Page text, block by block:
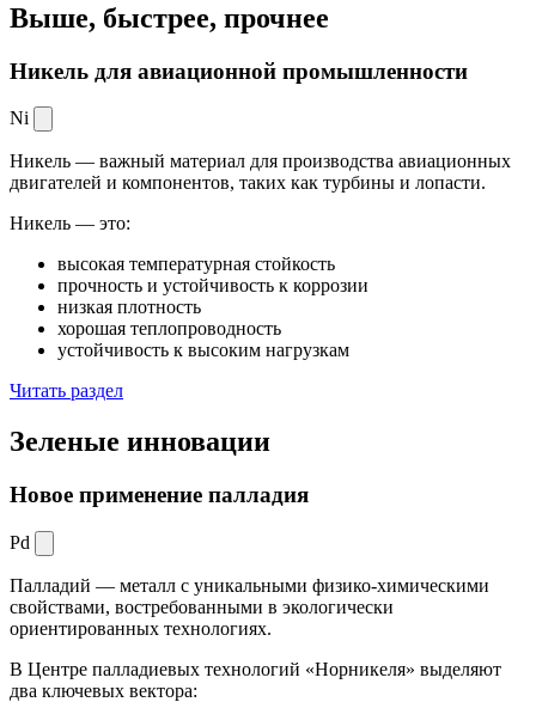
Выше, быстрее, прочнее
Никель для авиационной промышленности
Ni
Никель — важный материал для производства авиационных
двигателей и компонентов, таких как турбины и лопасти.
Никель — это:
высокая температурная стойкость
прочность и устойчивость к коррозии
низкая плотность
хорошая теплопроводность
устойчивость к высоким нагрузкам
Читать раздел
Зеленые инновации
Новое применение палладия
Pd
Палладий — металл с уникальными физико-химическими
свойствами, востребованными в экологически
ориентированных технологиях.
В Центре палладиевых технологий «Норникеля» выделяют
два ключевых вектора: